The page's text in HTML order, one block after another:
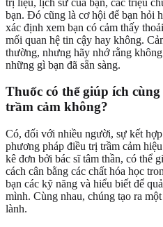
bạn. Đó cũng là cơ hội để bạn hỏi
xác định xem bạn có cảm thấy
mối quan hệ tin cậy hay không.
thường, nhưng hãy nhớ rằng
những gì bạn đã sẵn sàng.
Thuốc có thể giúp ích
trầm cảm không?
Có, đối với nhiều người, sự kết
phương pháp điều trị trầm cảm
kê đơn bởi bác sĩ tâm thần, có thể
cách cân bằng các chất hóa học
bạn các kỹ năng và hiểu biết để
mình. Cùng nhau, chúng tạo ra
lành.